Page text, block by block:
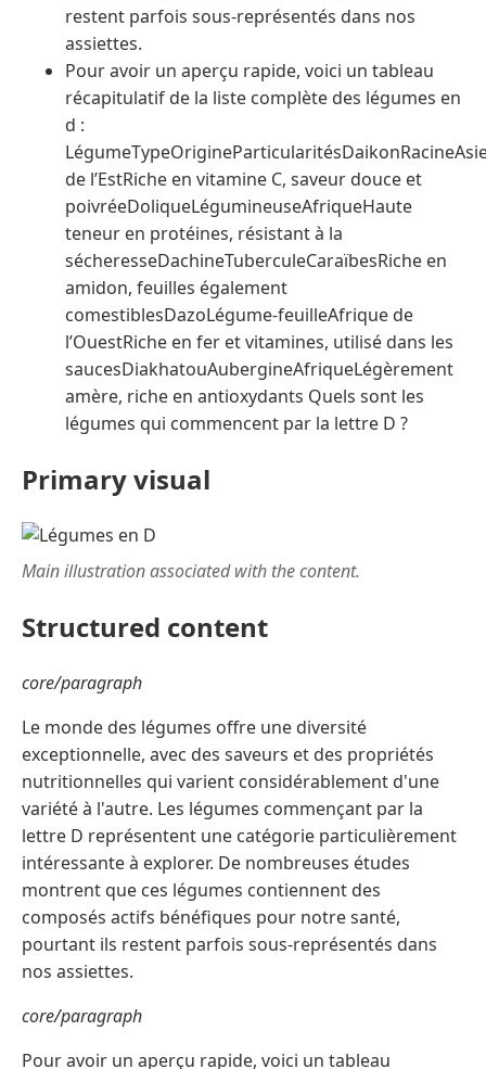
restent parfois sous-représentés dans nos
assiettes.
Pour avoir un aperçu rapide, voici un tableau
récapitulatif de la liste complète des légumes en
d :
de l’EstRiche en vitamine C, saveur douce et
poivréeDoliqueLégumineuseAfriqueHaute
teneur en protéines, résistant à la
sécheresseDachineTuberculeCaraïbesRiche en
amidon, feuilles également
comestiblesDazoLégume-feuilleAfrique de
l’OuestRiche en fer et vitamines, utilisé dans les
saucesDiakhatouAubergineAfriqueLégèrement
amère, riche en antioxydants Quels sont les
légumes qui commencent par la lettre D ?
Primary visual
Main illustration associated with the content.
Structured content
core/paragraph
Le monde des légumes offre une diversité
exceptionnelle, avec des saveurs et des propriétés
nutritionnelles qui varient considérablement d'une
variété à l'autre. Les légumes commençant par la
lettre D représentent une catégorie particulièrement
intéressante à explorer. De nombreuses études
montrent que ces légumes contiennent des
composés actifs bénéfiques pour notre santé,
pourtant ils restent parfois sous-représentés dans
nos assiettes.
core/paragraph
Pour avoir un aperçu rapide, voici un tableau